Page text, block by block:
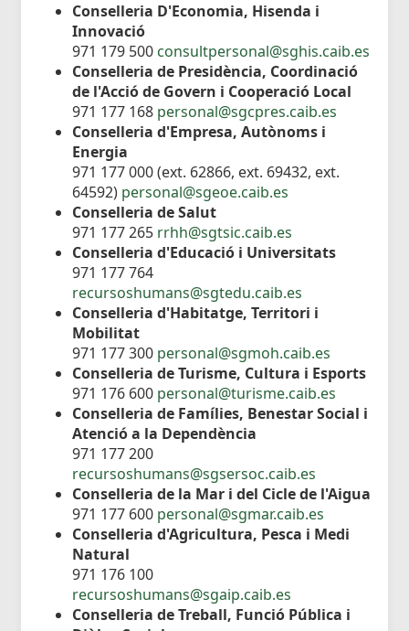
Conselleria D'Economia, Hisenda i
Innovació
971 179 500 consultpersonal@sghis.caib.es
Conselleria de Presidència, Coordinació
de l'Acció de Govern i Cooperació Local
971 177 168 personal@sgcpres.caib.es
Conselleria d'Empresa, Autònoms i
Energia
971 177 000 (ext. 62866, ext. 69432, ext.
64592) personal@sgeoe.caib.es
Conselleria de Salut
971 177 265 rrhh@sgtsic.caib.es
Conselleria d'Educació i Universitats
971 177 764
recursoshumans@sgtedu.caib.es
Conselleria d'Habitatge, Territori i
Mobilitat
971 177 300 personal@sgmoh.caib.es
Conselleria de Turisme, Cultura i Esports
971 176 600 personal@turisme.caib.es
Conselleria de Famílies, Benestar Social i
Atenció a la Dependència
971 177 200
recursoshumans@sgsersoc.caib.es
Conselleria de la Mar i del Cicle de l'Aigua
971 177 600 personal@sgmar.caib.es
Conselleria d'Agricultura, Pesca i Medi
Natural
971 176 100
recursoshumans@sgaip.caib.es
Conselleria de Treball, Funció Pública i